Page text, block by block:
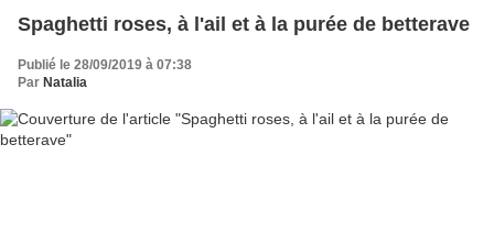
Spaghetti roses, à l'ail et à la purée de betterave
Publié le 28/09/2019 à 07:38
Par Natalia